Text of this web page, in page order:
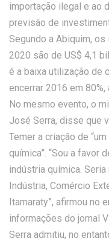
importação ilegal e ao
previsão de
Segundo a Abiquim,
2020 são de US$ 4,1
é a baixa utilização de
encerrar 2016 em 80%,
No mesmo evento, o
José Serra, disse que
Temer a criação de
química”. “Sou a favor
indústria química.
Indústria, Comércio
Itamaraty”, afirmou no
informações do jornal
Serra admitiu, no